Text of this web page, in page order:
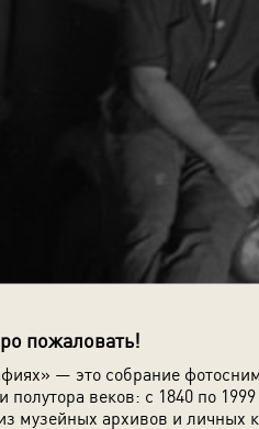
пожаловать!
— это собрание
веков: с 1840 по
музейных архивов и личных